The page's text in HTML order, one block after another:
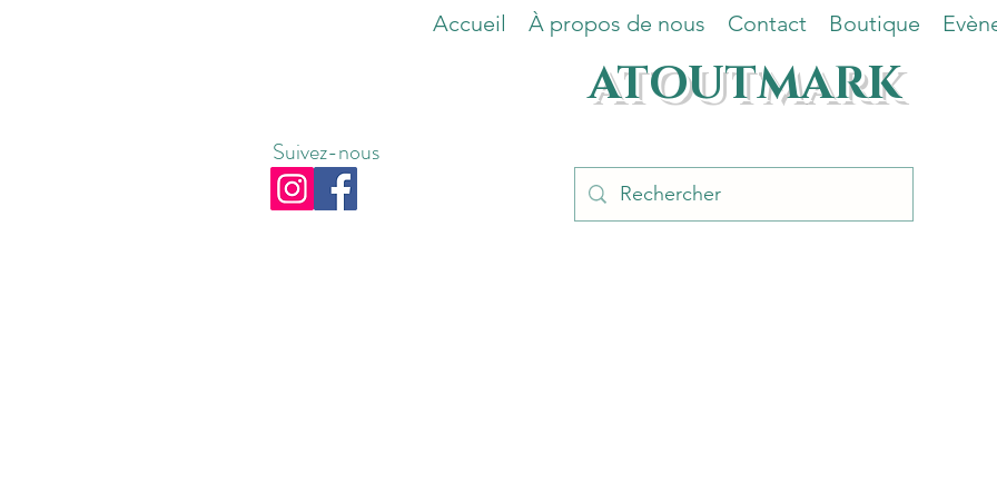
Accueil À propos de nous Contact Boutique
ATOUTMARK
Suivez-nous